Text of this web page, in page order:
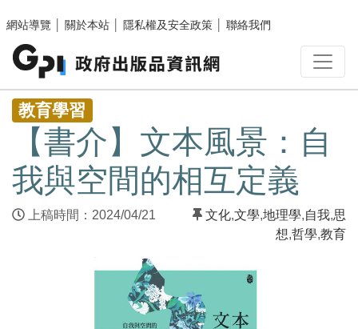
網站導覽
關於本站 隱私權及安全政策 聯絡我們
:::
教育學習
【書介】文本風景：自
我與空間的相互定義
上稿時間：2024/04/21 文化,文學,地理學,自我,思
想,哲學,教育